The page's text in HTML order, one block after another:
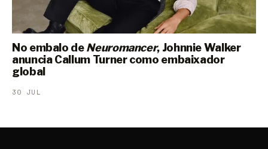
No embalo deNeuromancer, Johnnie Walker
anuncia Callum Turner como embaixador
global
30 JUL